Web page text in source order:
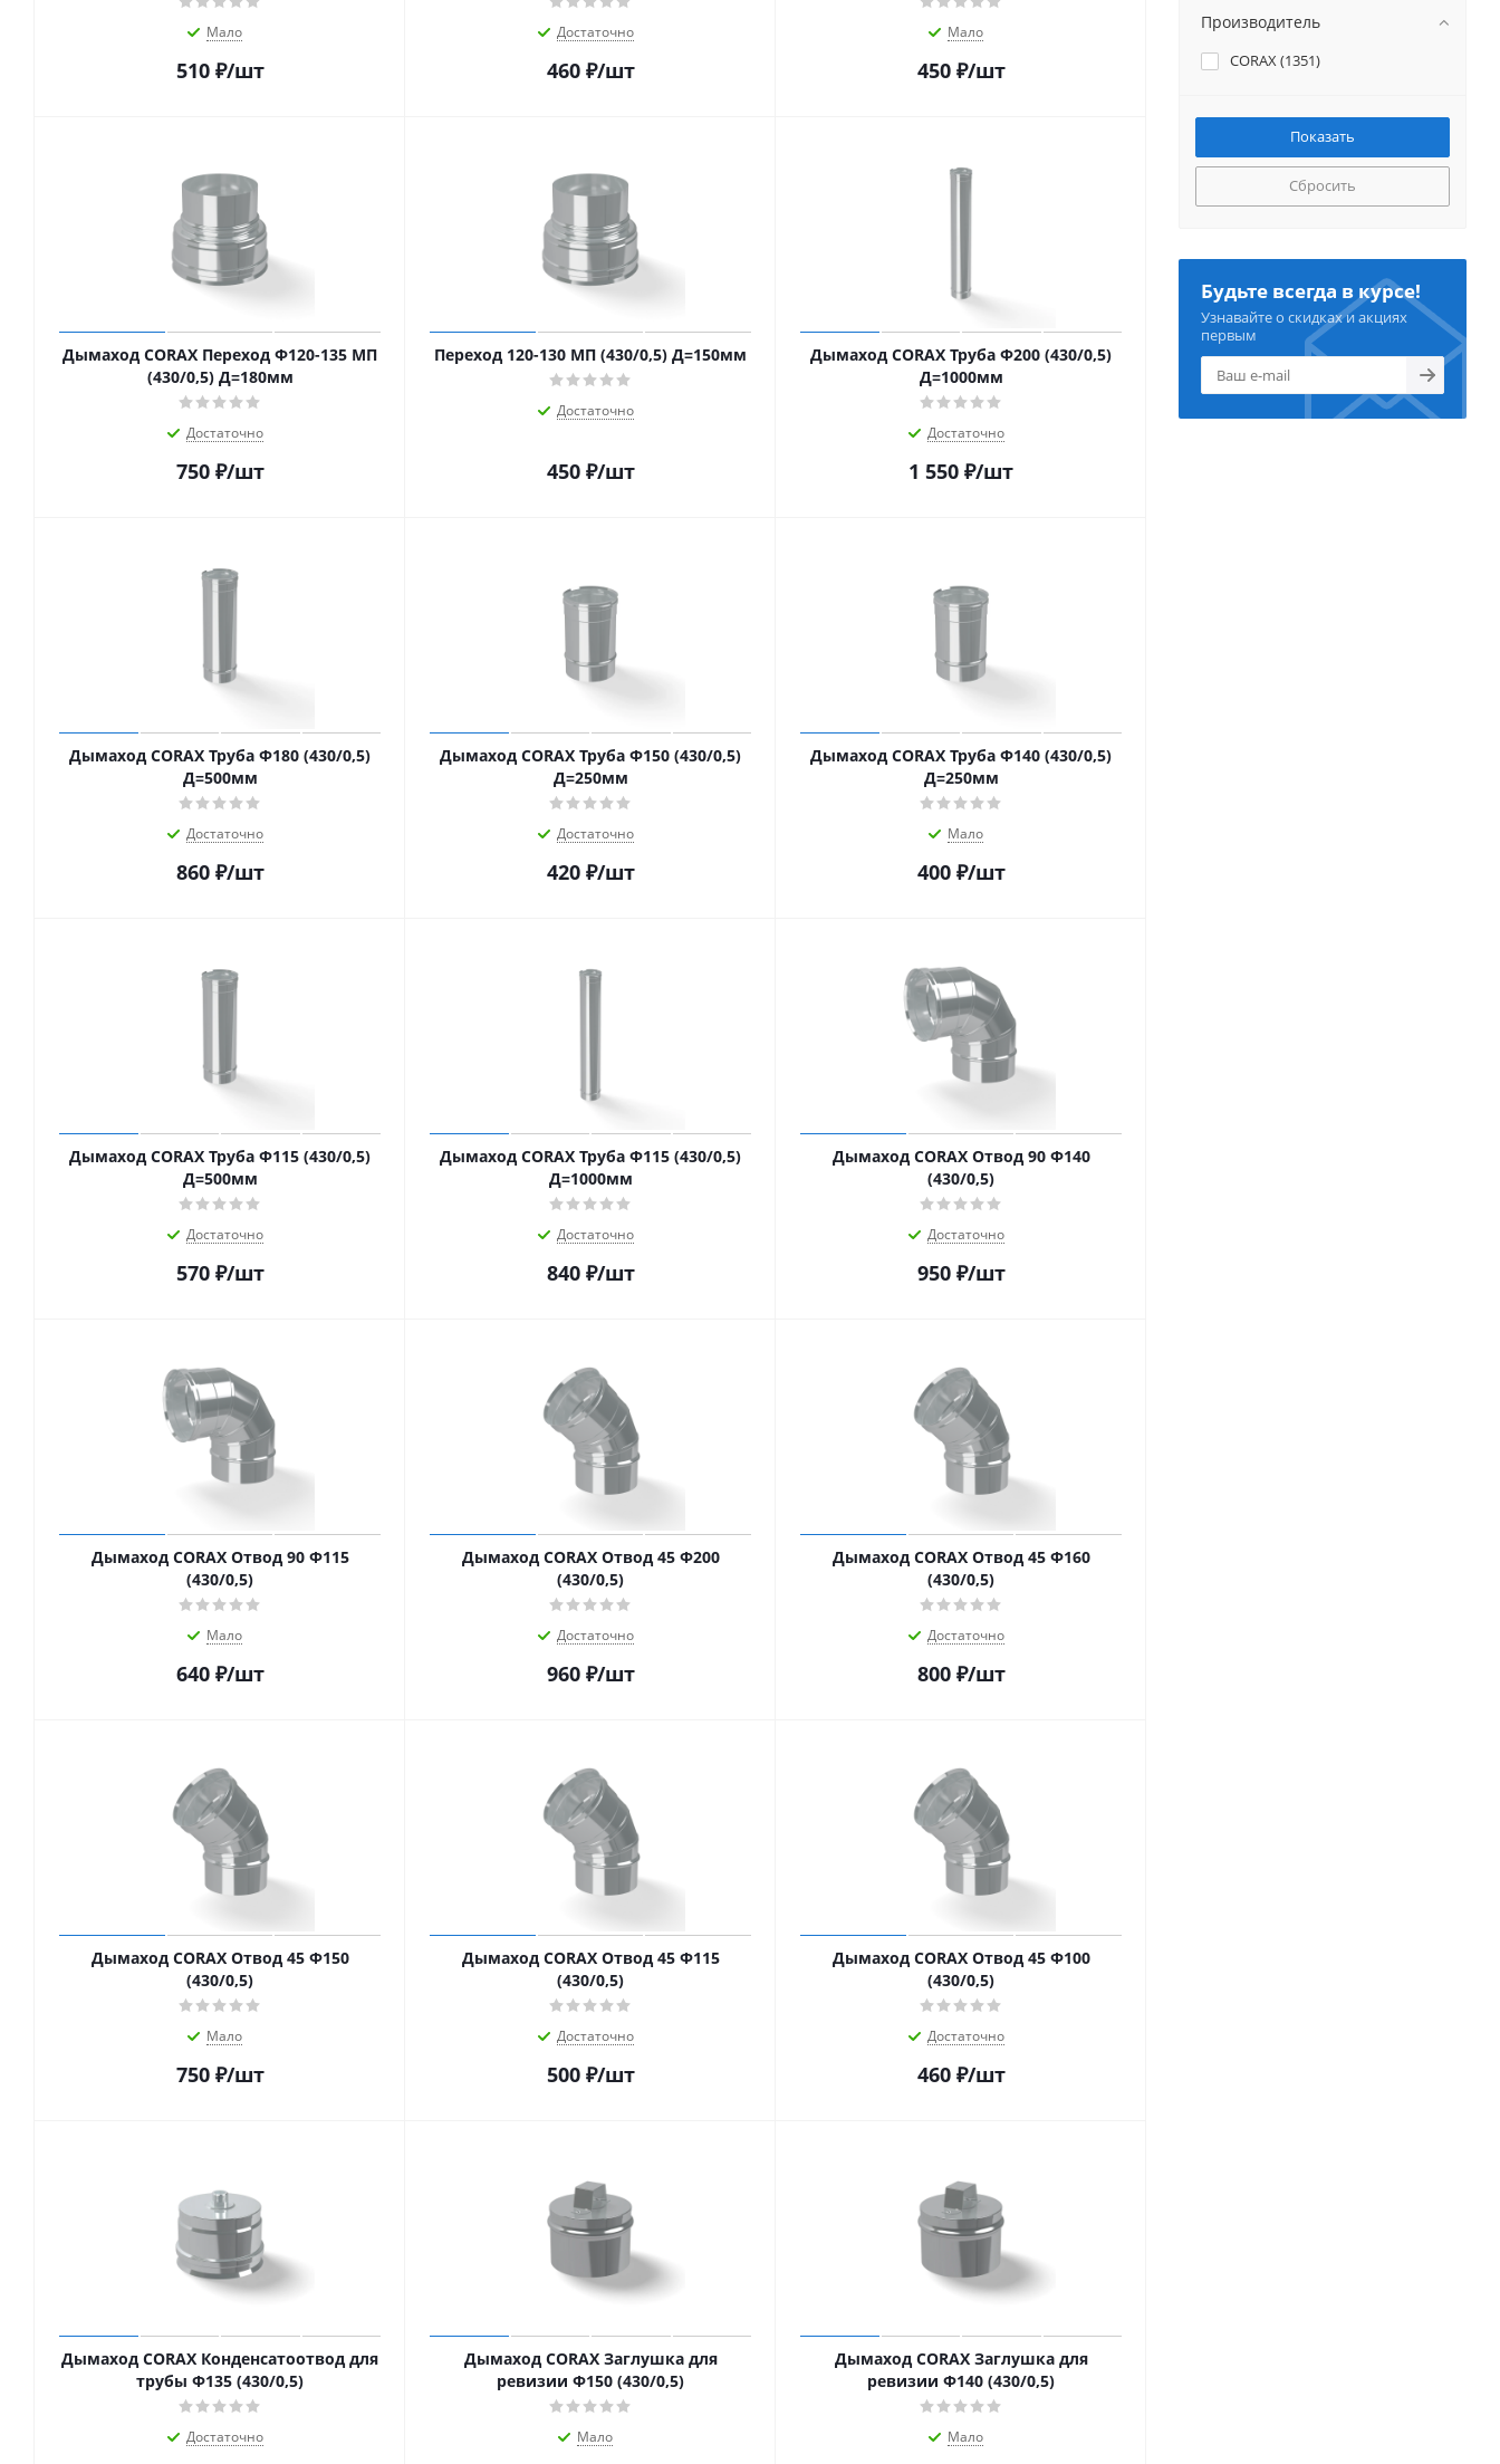
Мало
510₽/шт
Достаточно
460₽/шт
Мало
450₽/шт
Дымаход CORAX Переход Ф120-135 МП
(430/0,5) Д=180мм
Достаточно
750₽/шт
Переход 120-130 МП (430/0,5) Д=150мм
Достаточно
450₽/шт
Дымаход CORAX Труба Ф200 (430/0,5)
Д=1000мм
Достаточно
1 550 ₽/шт
Дымаход CORAX Труба Ф180 (430/0,5)
Д=500мм
Достаточно
860₽/шт
Дымаход CORAX Труба Ф150 (430/0,5)
Д=250мм
Достаточно
420₽/шт
Дымаход CORAX Труба Ф140 (430/0,5)
Д=250мм
Мало
400₽/шт
Дымаход CORAX Труба Ф115 (430/0,5)
Д=500мм
Достаточно
570₽/шт
Дымаход CORAX Труба Ф115 (430/0,5)
Д=1000мм
Достаточно
840₽/шт
Дымаход CORAX Отвод 90 Ф140
(430/0,5)
Достаточно
950₽/шт
Дымаход CORAX Отвод 90 Ф115
(430/0,5)
Мало
640₽/шт
Дымаход CORAX Отвод 45 Ф200
(430/0,5)
Достаточно
960₽/шт
Дымаход CORAX Отвод 45 Ф160
(430/0,5)
Достаточно
800₽/шт
Дымаход CORAX Отвод 45 Ф150
(430/0,5)
Мало
750₽/шт
Дымаход CORAX Отвод 45 Ф115
(430/0,5)
Достаточно
500₽/шт
Дымаход CORAX Отвод 45 Ф100
(430/0,5)
Достаточно
460₽/шт
Дымаход CORAX Конденсатоотвод для
трубы Ф135 (430/0,5)
Достаточно
Дымаход CORAX Заглушка для
ревизии Ф150 (430/0,5)
Мало
Дымаход CORAX Заглушка для
ревизии Ф140 (430/0,5)
Мало
Производитель
CORAX (1351)
Сбросить
Будьте всегда в курсе!
Узнавайте о скидках и акциях
первым